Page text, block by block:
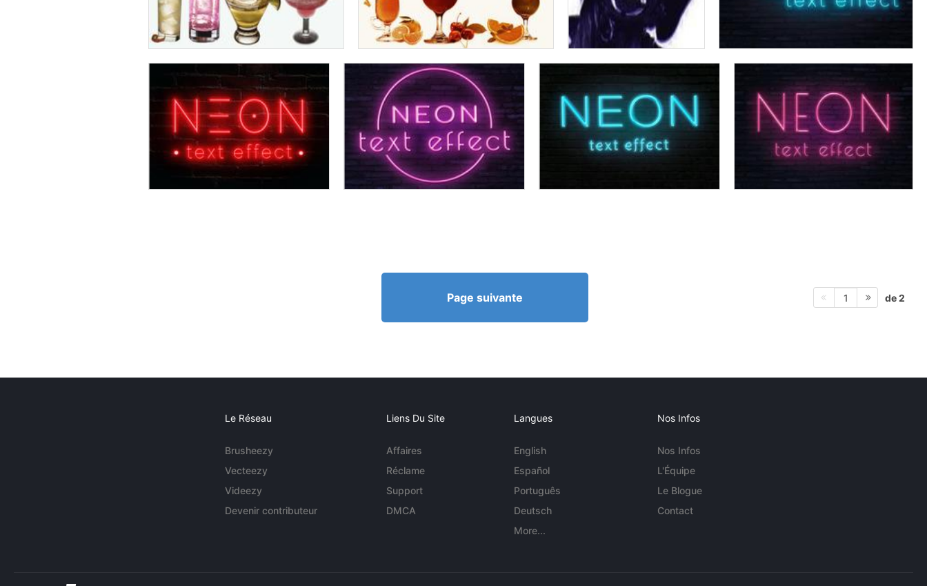
Page suivante 1 de 2
Le Réseau
Brusheezy
Vecteezy
Videezy
Devenir contributeur
Liens Du Site
Affaires
Réclame
Support
DMCA
Langues
English
Español
Português
Deutsch
More...
Nos Infos
Nos Infos
L'Équipe
Le Blogue
Contact